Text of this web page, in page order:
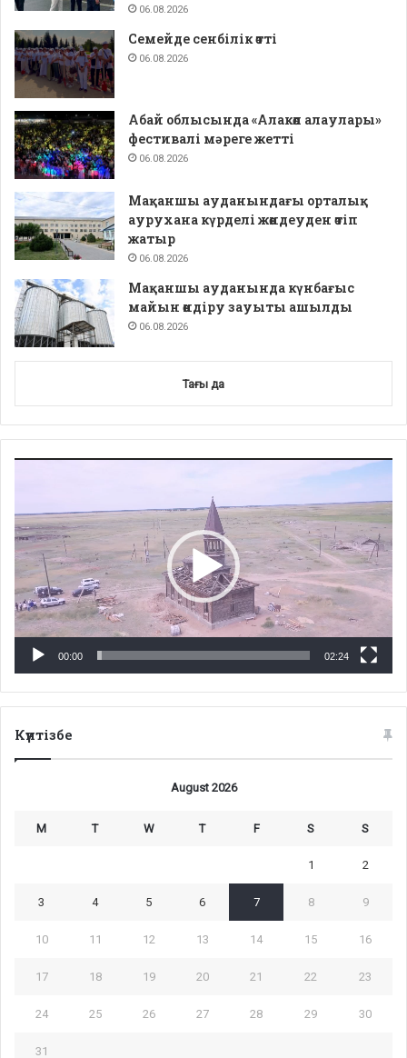
06.08.2026
Семейде сенбілік өтті
06.08.2026
Абай облысында «Алакөл алаулары»
фестивалі мәреге жетті
06.08.2026
Мақаншы ауданындағы орталық
аурухана күрделі жөндеуден өтіп
жатыр
06.08.2026
Мақаншы ауданында күнбағыс
майын өндіру зауыты ашылды
06.08.2026
Тағы да
00:00 02:24
Күнтізбе
August 2026
M T W T F S S
1 2
3 4 5 6 7 8 9
10 11 12 13 14 15 16
17 18 19 20 21 22 23
24 25 26 27 28 29 30
31